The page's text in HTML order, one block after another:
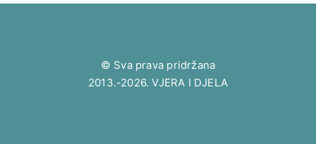
© Sva prava pridržana
2013.-2026. VJERA I DJELA